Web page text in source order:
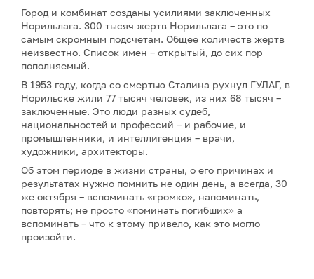
Город и комбинат созданы усилиями заключенных
Норильлага. 300 тысяч жертв Норильлага – это по
самым скромным подсчетам. Общее количеств жертв
неизвестно. Список имен – открытый, до сих пор
пополняемый.
В 1953 году, когда со смертью Сталина рухнул ГУЛАГ, в
Норильске жили 77 тысяч человек, из них 68 тысяч –
заключенные. Это люди разных судеб,
национальностей и профессий – и рабочие, и
промышленники, и интеллигенция – врачи,
художники, архитекторы.
Об этом периоде в жизни страны, о его причинах и
результатах нужно помнить не один день, а всегда, 30
же октября – вспоминать «громко», напоминать,
повторять; не просто «поминать погибших» а
вспоминать – что к этому привело, как это могло
произойти.